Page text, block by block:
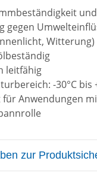
gegen
Witterung)
leitfähig
-30°C bis
für Anwendungen
zur